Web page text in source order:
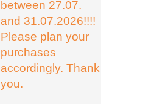
between 27.07.
and 31.07.2026!!!!
Please plan your
purchases
accordingly. Thank
you.